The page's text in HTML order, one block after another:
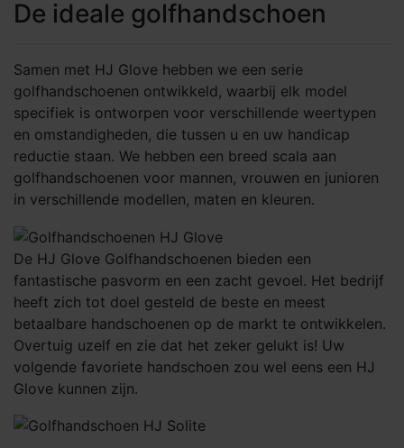
De ideale golfhandschoen
Samen met HJ Glove hebben we een serie
golfhandschoenen ontwikkeld, waarbij elk model
specifiek is ontworpen voor verschillende weertypen
en omstandigheden, die tussen u en uw handicap
reductie staan. We hebben een breed scala aan
golfhandschoenen voor mannen, vrouwen en junioren
in verschillende modellen, maten en kleuren.
De HJ Glove Golfhandschoenen bieden een
fantastische pasvorm en een zacht gevoel. Het bedrijf
heeft zich tot doel gesteld de beste en meest
betaalbare handschoenen op de markt te ontwikkelen.
Overtuig uzelf en zie dat het zeker gelukt is! Uw
volgende favoriete handschoen zou wel eens een HJ
Glove kunnen zijn.